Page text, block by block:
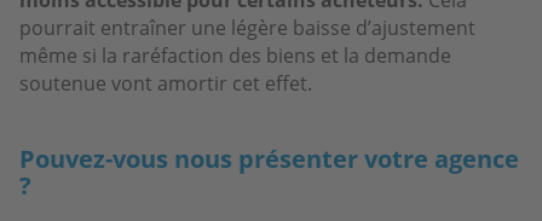
pourrait entraîner une légère baisse d’ajustement
même si la raréfaction des biens et la demande
soutenue vont amortir cet effet.
Pouvez-vous nous présenter votre agence
?